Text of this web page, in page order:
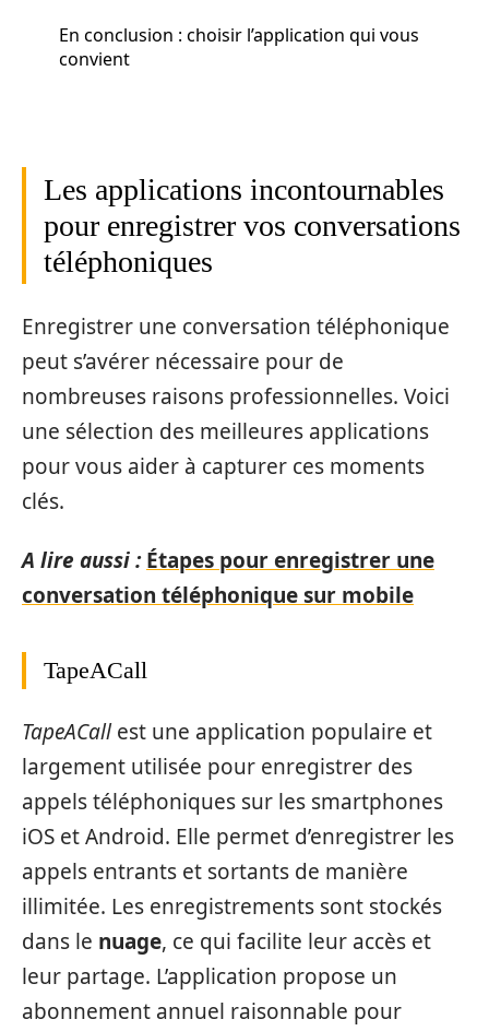
En conclusion : choisir l’application qui vous
convient
Les applications incontournables
pour enregistrer vos conversations
téléphoniques
Enregistrer une conversation téléphonique
peut s’avérer nécessaire pour de
nombreuses raisons professionnelles. Voici
une sélection des meilleures applications
pour vous aider à capturer ces moments
clés.
A lire aussi : Étapes pour enregistrer une
conversation téléphonique sur mobile
TapeACall
TapeACallest une application populaire et
largement utilisée pour enregistrer des
appels téléphoniques sur les smartphones
iOS et Android. Elle permet d’enregistrer les
appels entrants et sortants de manière
illimitée. Les enregistrements sont stockés
dans le nuage, ce qui facilite leur accès et
leur partage. L’application propose un
abonnement annuel raisonnable pour